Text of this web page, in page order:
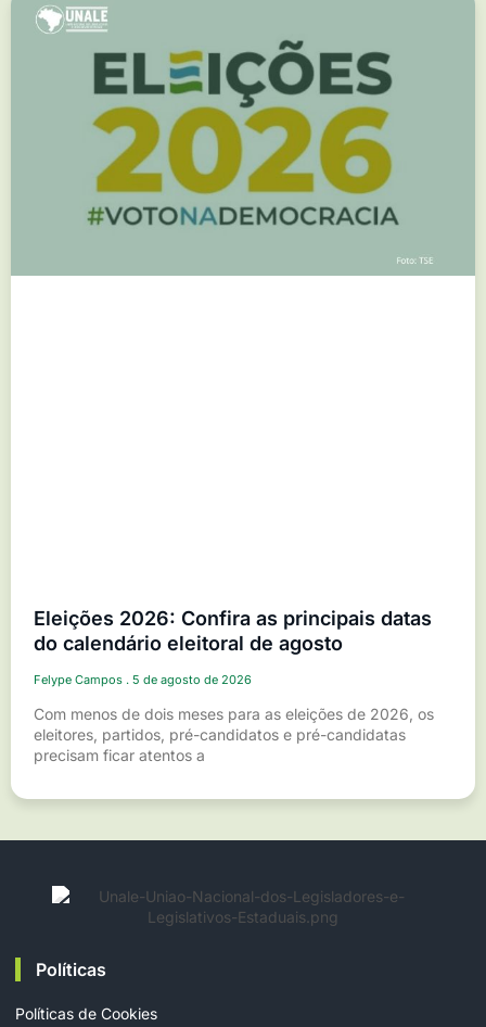
Eleições 2026: Confira as principais datas
do calendário eleitoral de agosto
Felype Campos 5 de agosto de 2026
Com menos de dois meses para as eleições de 2026, os
eleitores, partidos, pré-candidatos e pré-candidatas
precisam ficar atentos a
Políticas
Políticas de Cookies